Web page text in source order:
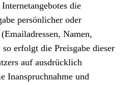
die
persönlicher oder
Namen,
erfolgt die Preisgabe dieser
auf ausdrücklich
Inanspruchnahme und